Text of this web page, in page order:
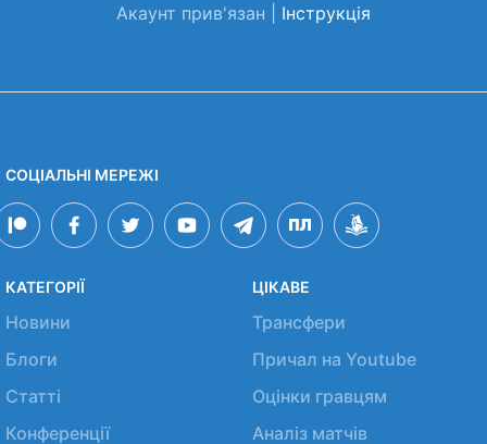
Акаунт прив'язан | Інструкція
СОЦІАЛЬНІ МЕРЕЖІ
КАТЕГОРІЇ
Новини
Блоги
Статті
Конференції
ЦІКАВЕ
Трансфери
Причал на Youtube
Оцінки гравцям
Аналіз матчів